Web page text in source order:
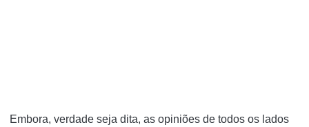
Embora, verdade seja dita, as opiniões de todos os lados